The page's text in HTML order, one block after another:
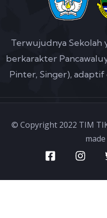
Terwujudnya Sekolah
berkarakter
Pinter, Singer), adaptif
© Copyright 2022 TIM